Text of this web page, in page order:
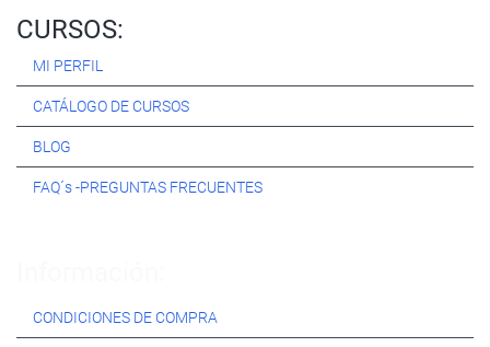
CURSOS:
MI PERFIL
CATÁLOGO DE CURSOS
BLOG
FAQ´s -PREGUNTAS FRECUENTES
CONDICIONES DE COMPRA